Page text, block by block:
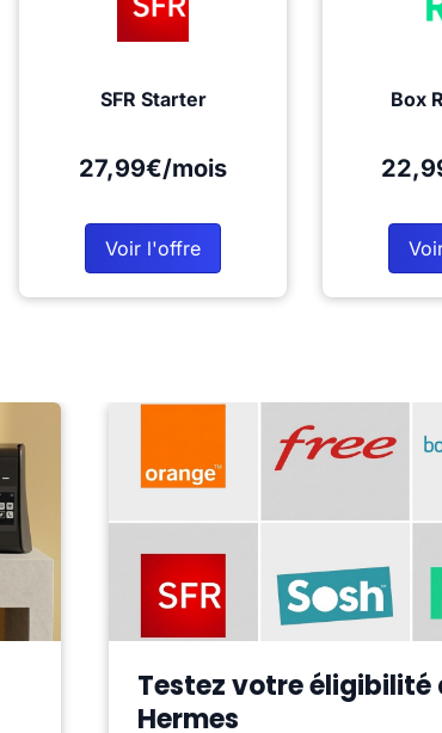
SFR Starter
27,99€/mois
Voir l'offre
Box
Testez votre éligibilité
Hermes